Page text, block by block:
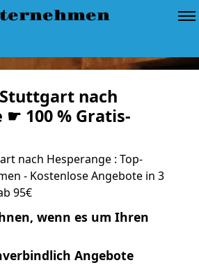
nach
☛ 100 % Gratis-
nach Hesperange : Top-
- Kostenlose Angebote in 3
95€
wenn es um Ihren
Angebote